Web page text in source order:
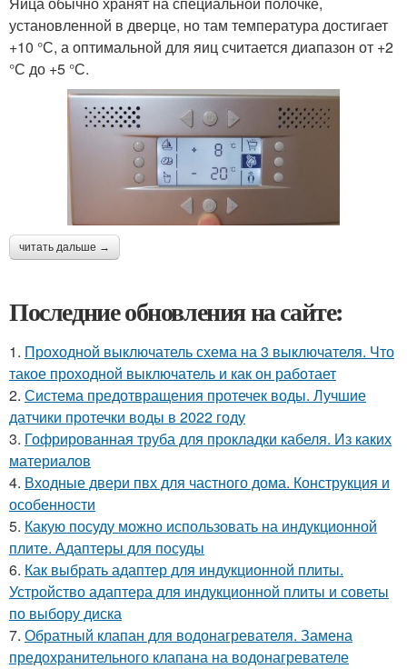
установленной в дверце, но там температура достигает
+10 °С, а оптимальной для яиц считается диапазон от +2
°С до +5 °С.
читать дальше →
Последние обновления на сайте:
1. Проходной выключатель схема на 3 выключателя. Что
такое проходной выключатель и как он работает
2. Система предотвращения протечек воды. Лучшие
датчики протечки воды в 2022 году
3. Гофрированная труба для прокладки кабеля. Из каких
материалов
4. Входные двери пвх для частного дома. Конструкция и
особенности
5. Какую посуду можно использовать на индукционной
плите. Адаптеры для посуды
6. Как выбрать адаптер для индукционной плиты.
Устройство адаптера для индукционной плиты и советы
по выбору диска
7. Обратный клапан для водонагревателя. Замена
предохранительного клапана на водонагревателе